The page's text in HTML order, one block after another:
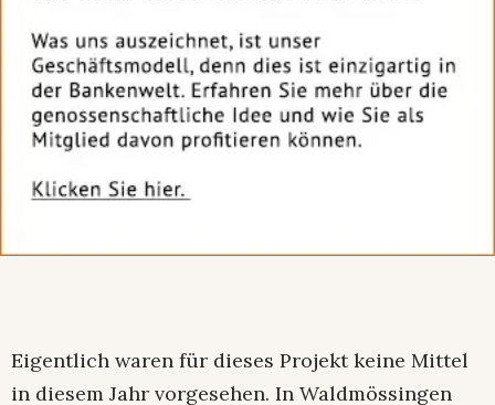
Eigentlich waren für dieses Projekt keine Mittel
in diesem Jahr vorgesehen. In Waldmössingen